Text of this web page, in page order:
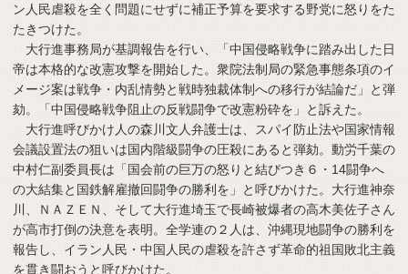
ン人民虐殺を全く問題にせずに補正予算を要求する野党に怒りをた
たきつけた。
大行進事務局が基調報告を行い、「中国侵略戦争に踏み出した日
帝は本格的な改憲攻撃を開始した。衆院法制局の緊急事態条項のイ
メージ案は戦争・内乱情勢と戦時独裁体制への移行が結論だ」と弾
劾。「中国侵略戦争阻止の反戦闘争で改憲粉砕を」と訴えた。
大行進呼びかけ人の森川文人弁護士は、スパイ防止法や国家情報
会議設置法の狙いは国内階級闘争の圧殺にあると弾劾。動労千葉の
中村仁副委員長は「国会前の巨万の怒りと結びつき６・14闘争へ
の大結集と国鉄解雇撤回闘争の勝利を」と呼びかけた。大行進神奈
川、ＮＡＺＥＮ、そして大行進埼玉で長崎被爆者の高木美佐子さん
が高市打倒の決意を表明。全学連の２人は、沖縄現地闘争の勝利を
報告し、イラン人民・中国人民の虐殺を許さず革命的祖国敗北主義
を貫き闘おうと呼びかけた。